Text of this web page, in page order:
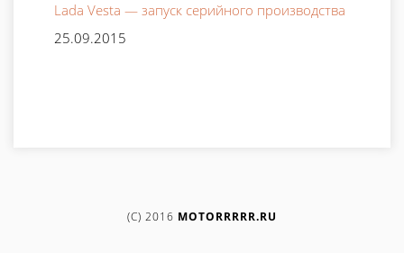
Lada Vesta — запуск серийного производства
25.09.2015
(C) 2016 MOTORRRRR.RU